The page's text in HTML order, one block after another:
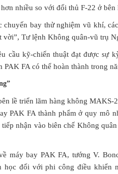
nhiều so với đối thủ F-22 ở bên
chuyến bay thử nghiệm vũ khí,
vời”, Tư lệnh Không quân-vũ trụ
cầu kỹ-chiến thuật đạt được sự
PAK FA có thể hoàn thành trong
lề triển lãm hàng không
PAK FA thành phẩm ở quy mô
nhận vào biên chế Không
máy bay PAK FA, tướng V.
học đối với phi công điều khiển